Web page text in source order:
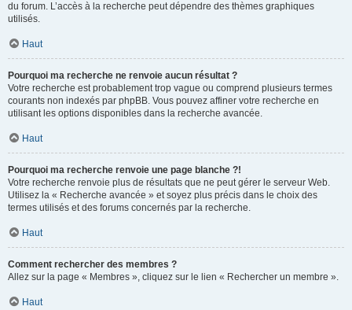
du forum. L’accès à la recherche peut dépendre des thèmes graphiques
utilisés.
Haut
Pourquoi ma recherche ne renvoie aucun résultat ?
Votre recherche est probablement trop vague ou comprend plusieurs termes
courants non indexés par phpBB. Vous pouvez affiner votre recherche en
utilisant les options disponibles dans la recherche avancée.
Haut
Pourquoi ma recherche renvoie une page blanche ?!
Votre recherche renvoie plus de résultats que ne peut gérer le serveur Web.
Utilisez la « Recherche avancée » et soyez plus précis dans le choix des
termes utilisés et des forums concernés par la recherche.
Haut
Comment rechercher des membres ?
Allez sur la page « Membres », cliquez sur le lien « Rechercher un membre ».
Haut